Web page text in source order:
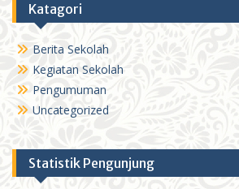
Katagori
Berita Sekolah
Kegiatan Sekolah
Pengumuman
Uncategorized
Statistik Pengunjung